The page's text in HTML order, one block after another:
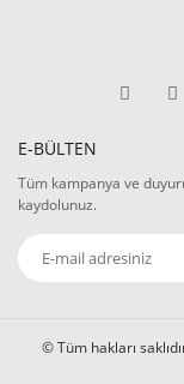
E-BÜLTEN
Tüm kampanya ve
kaydolunuz.
© Tüm hakları